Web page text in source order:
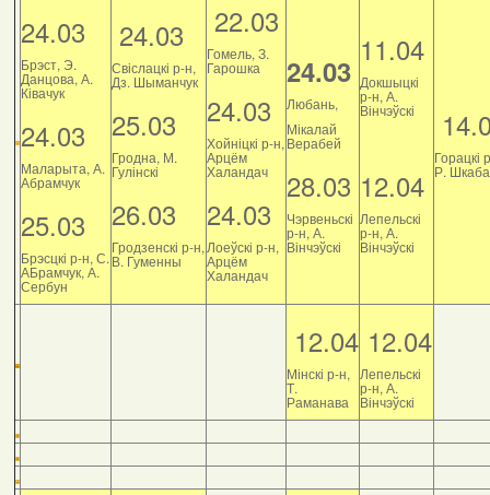
24.03
Брэст, Э.
Данцова, А.
Ківачук
24.03
Маларыта, А.
Абрамчук
25.03
Брэсцкі р-н, С.
АБрамчук, А.
Сербун
24.03
Свіслацкі р-н,
Дз. Шыманчук
25.03
Гродна, М.
Гулінскі
26.03
Гродзенскі р-н,
В. Гуменны
22.03
Гомель, З.
Гарошка
24.03
Хойніцкі р-н,
Арцём
Халандач
24.03
Лоеўскі р-н,
Арцём
Халандач
24.03
Любань,
Мікалай
Верабей
28.03
Чэрвеньскі
р-н, А.
Вінчэўскі
11.04
Докшыцкі
р-н, А.
Вінчэўскі
12.04
Лепельскі
р-н, А.
Вінчэўскі
Горацкі
Р.
12.04
Мінскі р-н,
Т.
Раманава
12.04
Лепельскі
р-н, А.
Вінчэўскі